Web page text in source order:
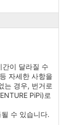
이 달라질 수
자세한 사항을
는 경우, 번거로
PiPi)로
수 있습니다.